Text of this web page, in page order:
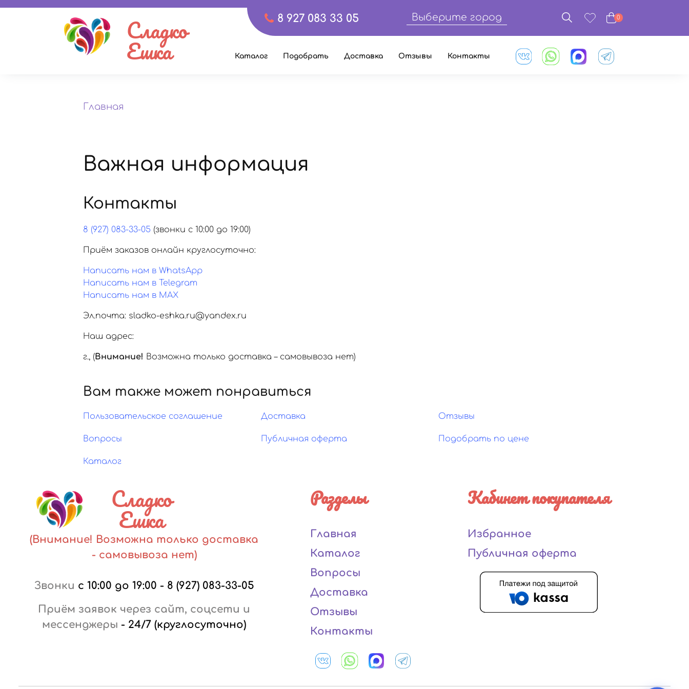
8 927 083 33 05 Выберите город 0
Сладко
Ешка Каталог Подобрать Доставка Отзывы Контакты
Главная
Важная информация
Контакты
8 (927) 083-33-05 (звонки с 10:00 до 19:00)
Приём заказов онлайн круглосуточно:
Написать нам в WhatsApp
Написать нам в Telegram
Написать нам в MAX
Эл.почта: sladko-eshka.ru@yandex.ru
Наш адрес:
г., (Внимание! Возможна только доставка – самовывоза нет)
Вам также может понравиться
Пользовательское соглашение Доставка Отзывы
Вопросы Публичная оферта Подобрать по цене
Каталог
Сладко
Ешка
(Внимание! Возможна только доставка
- самовывоза нет)
Звонки с 10:00 до 19:00 - 8 (927) 083-33-05
Приём заявок через сайт, соцсети и
мессенджеры - 24/7 (круглосуточно)
Разделы
Главная
Каталог
Вопросы
Доставка
Отзывы
Контакты
Кабинет покупателя
Избранное
Публичная оферта